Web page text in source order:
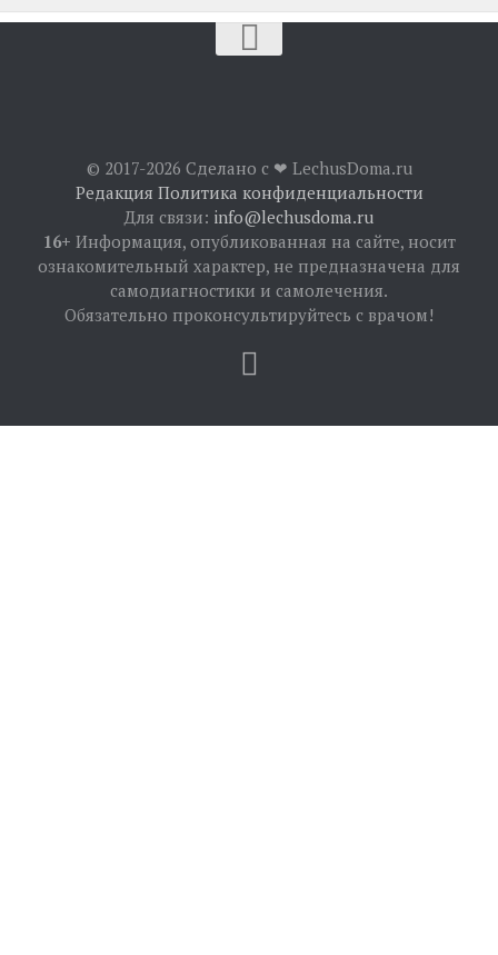
© 2017-2026 Сделано с ❤︎ LechusDoma.ru
Редакция Политика конфиденциальности
Для связи: info@lechusdoma.ru
16+ Информация, опубликованная на сайте, носит
ознакомительный характер, не предназначена для
самодиагностики и самолечения.
Обязательно проконсультируйтесь с врачом!